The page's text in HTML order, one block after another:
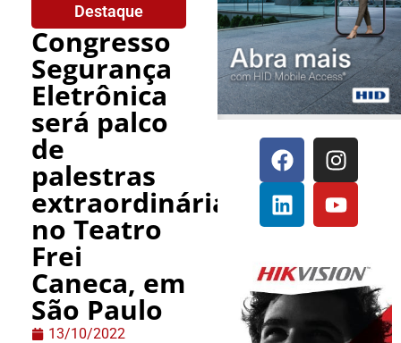
Destaque
Congresso
Segurança
Eletrônica
será palco
de
palestras
extraordinárias
no Teatro
Frei
Caneca, em
São Paulo
13/10/2022